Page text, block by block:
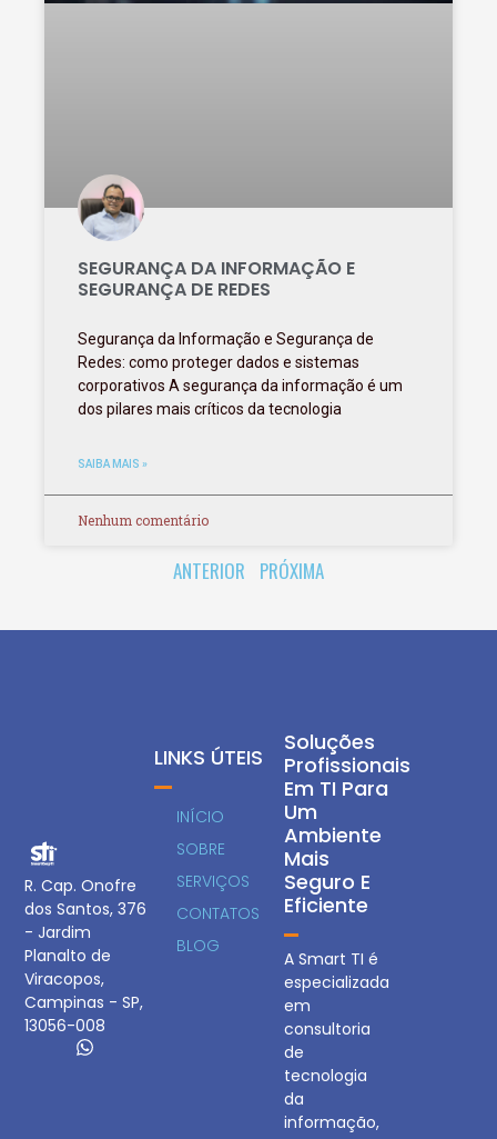
SEGURANÇA DA INFORMAÇÃO E
SEGURANÇA DE REDES
Segurança da Informação e Segurança de
Redes: como proteger dados e sistemas
corporativos A segurança da informação é um
dos pilares mais críticos da tecnologia
SAIBA MAIS »
Nenhum comentário
ANTERIOR PRÓXIMA
R. Cap. Onofre
dos Santos, 376
- Jardim
Planalto de
Viracopos,
Campinas - SP,
13056-008
Soluções
Profissionais
Em TI Para
Um
Ambiente
Mais
Seguro E
Eficiente
A Smart TI é
especializada
em
consultoria
de
tecnologia
da
informação,
LINKS ÚTEIS
INÍCIO
SOBRE
SERVIÇOS
CONTATOS
BLOG